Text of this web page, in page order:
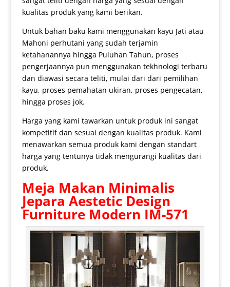
kualitas produk yang kami berikan.
Untuk bahan baku kami menggunakan kayu Jati atau
Mahoni perhutani yang sudah terjamin
ketahanannya hingga Puluhan Tahun, proses
pengerjaannya pun menggunakan tekhnologi terbaru
dan diawasi secara teliti, mulai dari dari pemilihan
kayu, proses pemahatan ukiran, proses pengecatan,
hingga proses jok.
Harga yang kami tawarkan untuk produk ini sangat
kompetitif dan sesuai dengan kualitas produk. Kami
menawarkan semua produk kami dengan standart
harga yang tentunya tidak mengurangi kualitas dari
produk.
Meja Makan Minimalis
Jepara Aestetic Design
Furniture Modern IM-571